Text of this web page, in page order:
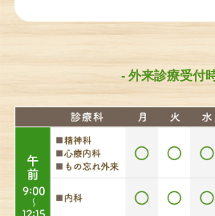
- 外来診療受付